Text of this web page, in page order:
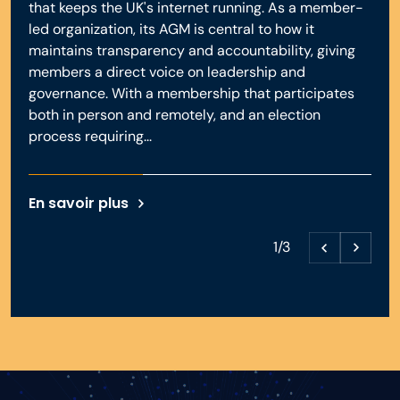
that keeps the UK's internet running. As a member-
led organization, its AGM is central to how it
maintains transparency and accountability, giving
members a direct voice on leadership and
governance. With a membership that participates
both in person and remotely, and an election
process requiring...
En savoir plus
1/3